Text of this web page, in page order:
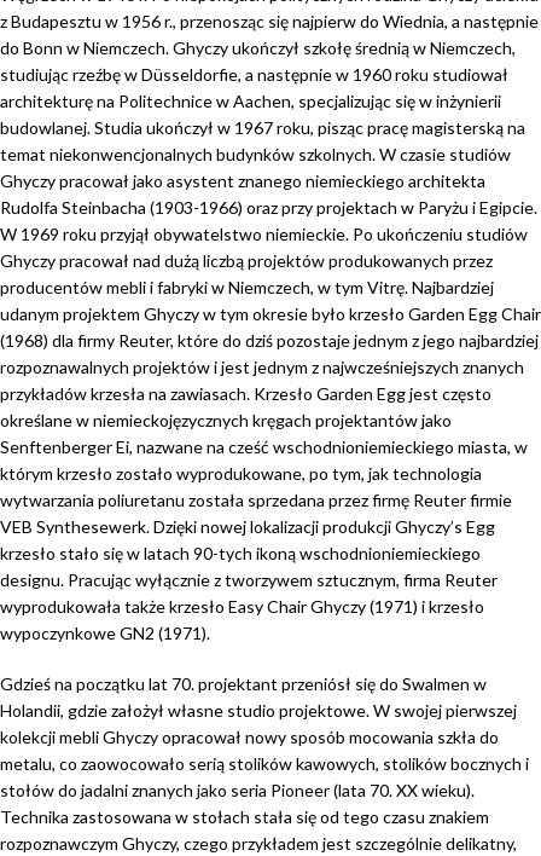
z Budapesztu w 1956 r., przenosząc się najpierw do Wiednia, a następnie
do Bonn w Niemczech. Ghyczy ukończył szkołę średnią w Niemczech,
studiując rzeźbę w Düsseldorfie, a następnie w 1960 roku studiował
architekturę na Politechnice w Aachen, specjalizując się w inżynierii
budowlanej. Studia ukończył w 1967 roku, pisząc pracę magisterską na
temat niekonwencjonalnych budynków szkolnych. W czasie studiów
Ghyczy pracował jako asystent znanego niemieckiego architekta
Rudolfa Steinbacha (1903-1966) oraz przy projektach w Paryżu i Egipcie.
W 1969 roku przyjął obywatelstwo niemieckie. Po ukończeniu studiów
Ghyczy pracował nad dużą liczbą projektów produkowanych przez
producentów mebli i fabryki w Niemczech, w tym Vitrę. Najbardziej
udanym projektem Ghyczy w tym okresie było krzesło Garden Egg Chair
(1968) dla firmy Reuter, które do dziś pozostaje jednym z jego najbardziej
rozpoznawalnych projektów i jest jednym z najwcześniejszych znanych
przykładów krzesła na zawiasach. Krzesło Garden Egg jest często
określane w niemieckojęzycznych kręgach projektantów jako
Senftenberger Ei, nazwane na cześć wschodnioniemieckiego miasta, w
którym krzesło zostało wyprodukowane, po tym, jak technologia
wytwarzania poliuretanu została sprzedana przez firmę Reuter firmie
VEB Synthesewerk. Dzięki nowej lokalizacji produkcji Ghyczy’s Egg
krzesło stało się w latach 90-tych ikoną wschodnioniemieckiego
designu. Pracując wyłącznie z tworzywem sztucznym, firma Reuter
wyprodukowała także krzesło Easy Chair Ghyczy (1971) i krzesło
wypoczynkowe GN2 (1971).
Gdzieś na początku lat 70. projektant przeniósł się do Swalmen w
Holandii, gdzie założył własne studio projektowe. W swojej pierwszej
kolekcji mebli Ghyczy opracował nowy sposób mocowania szkła do
metalu, co zaowocowało serią stolików kawowych, stolików bocznych i
stołów do jadalni znanych jako seria Pioneer (lata 70. XX wieku).
Technika zastosowana w stołach stała się od tego czasu znakiem
rozpoznawczym Ghyczy, czego przykładem jest szczególnie delikatny,